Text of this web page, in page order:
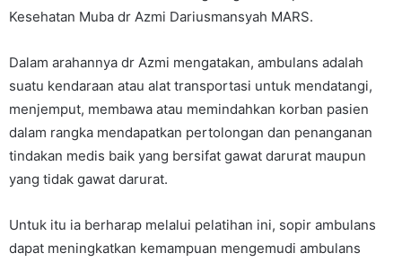
Kesehatan Muba dr Azmi Dariusmansyah MARS.
Dalam arahannya dr Azmi mengatakan, ambulans adalah
suatu kendaraan atau alat transportasi untuk mendatangi,
menjemput, membawa atau memindahkan korban pasien
dalam rangka mendapatkan pertolongan dan penanganan
tindakan medis baik yang bersifat gawat darurat maupun
yang tidak gawat darurat.
Untuk itu ia berharap melalui pelatihan ini, sopir ambulans
dapat meningkatkan kemampuan mengemudi ambulans